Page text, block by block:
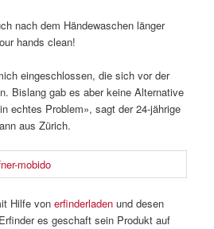
nach dem Händewaschen länger
hands clean!
eingeschlossen, die sich vor der
Bislang gab es aber keine Alternative
echtes Problem», sagt der 24-jährige
aus Zürich.
Hilfe vonerfinderladen und desen
es geschaft sein Produkt auf